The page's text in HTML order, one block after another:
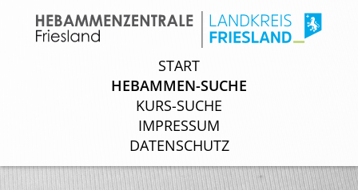
START
HEBAMMEN-SUCHE
KURS-SUCHE
IMPRESSUM
DATENSCHUTZ
START
HEBAMMEN-SUCHE
KURS-SUCHE
IMPRESSUM
DATENSCHUTZ